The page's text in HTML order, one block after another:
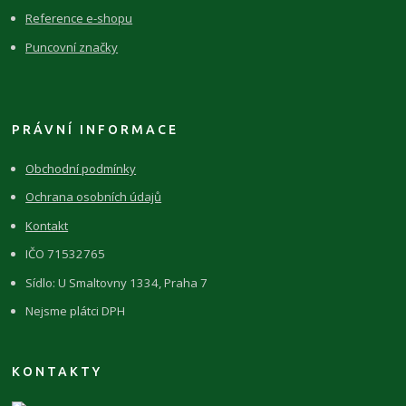
Reference e-shopu
Puncovní značky
PRÁVNÍ INFORMACE
Obchodní podmínky
Ochrana osobních údajů
Kontakt
IČO 71532765
Sídlo: U Smaltovny 1334, Praha 7
Nejsme plátci DPH
KONTAKTY